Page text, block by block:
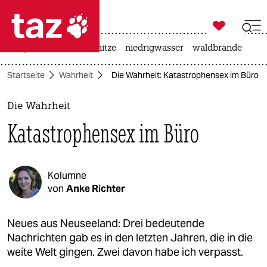
 taz zahl ich
taz zahl ich
themen
politik
öko
gesellschaft
kultur
sport

taz zahl ich
hitze niedrigwasser waldbrände
Startseite Wahrheit Die Wahrheit: Katastrophensex im Büro
Die Wahrheit
Katastrophensex im Büro
Kolumne
von Anke Richter
Neues aus Neuseeland: Drei bedeutende
Nachrichten gab es in den letzten Jahren, die in die
weite Welt gingen. Zwei davon habe ich verpasst.